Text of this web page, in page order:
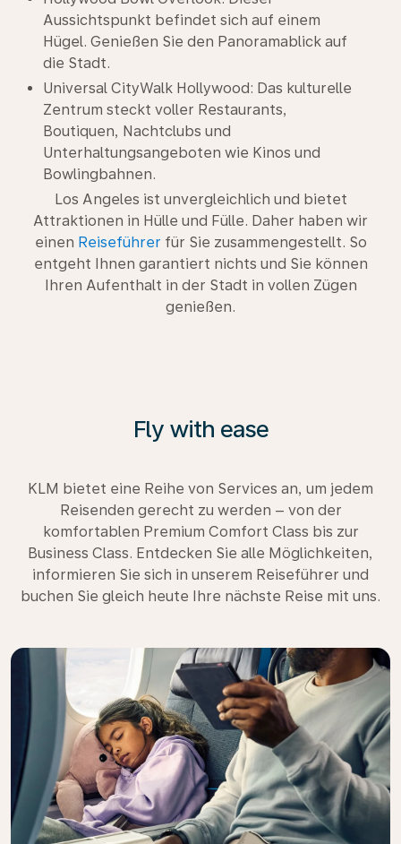
Aussichtspunkt befindet sich auf einem
Hügel. Genießen Sie den Panoramablick auf
die Stadt.
Universal CityWalk Hollywood: Das kulturelle
Zentrum steckt voller Restaurants,
Boutiquen, Nachtclubs und
Unterhaltungsangeboten wie Kinos und
Bowlingbahnen.
Los Angeles ist unvergleichlich und bietet
Attraktionen in Hülle und Fülle. Daher haben wir
einen Reiseführer für Sie zusammengestellt. So
entgeht Ihnen garantiert nichts und Sie können
Ihren Aufenthalt in der Stadt in vollen Zügen
genießen.
Fly with ease
KLM bietet eine Reihe von Services an, um jedem
Reisenden gerecht zu werden – von der
komfortablen Premium Comfort Class bis zur
Business Class. Entdecken Sie alle Möglichkeiten,
informieren Sie sich in unserem Reiseführer und
buchen Sie gleich heute Ihre nächste Reise mit uns.